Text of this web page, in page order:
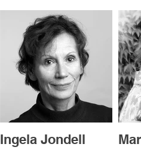
Ingela Jondell